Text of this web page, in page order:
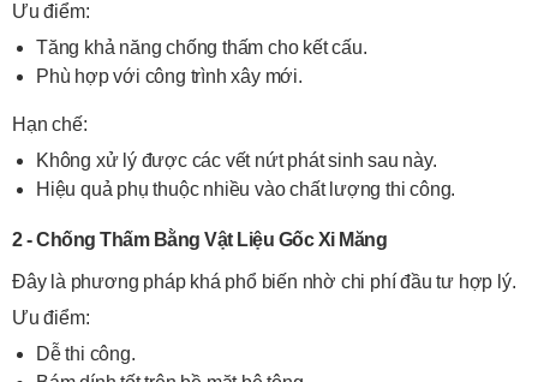
Ưu điểm:
Tăng khả năng chống thấm cho kết cấu.
Phù hợp với công trình xây mới.
Hạn chế:
Không xử lý được các vết nứt phát sinh sau này.
Hiệu quả phụ thuộc nhiều vào chất lượng thi công.
2 - Chống Thấm Bằng Vật Liệu Gốc Xi Măng
Đây là phương pháp khá phổ biến nhờ chi phí đầu tư hợp lý.
Ưu điểm:
Dễ thi công.